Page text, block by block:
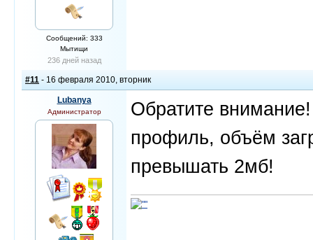
Сообщений: 333
Мытищи
236 дней назад
#11 - 16 февраля 2010, вторник
Lubanya
Администратор
Обратите
профиль, объём
превышать 2мб!